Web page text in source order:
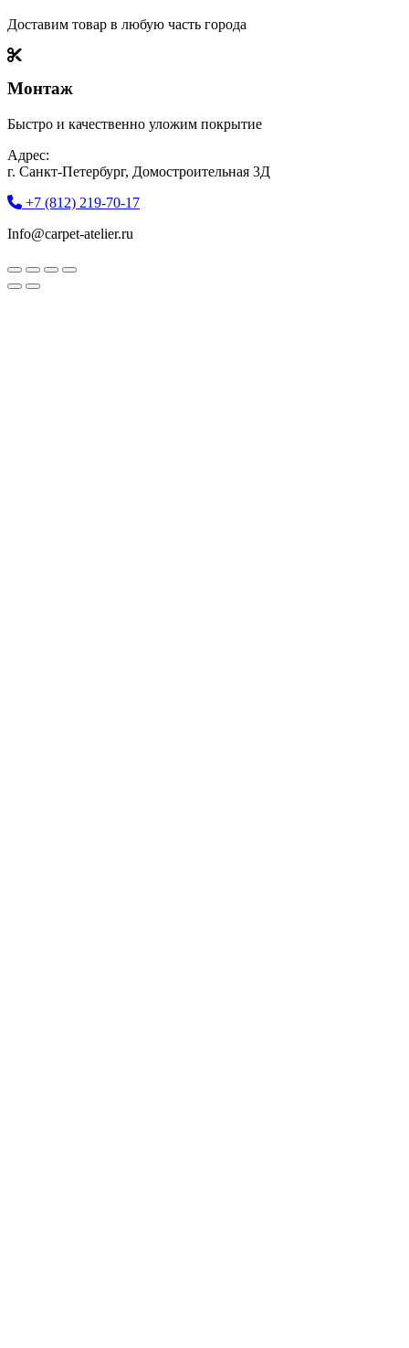
Доставим товар в любую часть города
Монтаж
Быстро и качественно уложим покрытие
Адрес:
г. Санкт-Петербург, Домостроительная 3Д
+7 (812) 219-70-17
Info@carpet-atelier.ru